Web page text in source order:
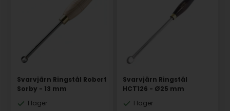
Svarvjärn Ringstål Robert
Sorby - 13 mm
I lager
Svarvjärn Ringstål
HCT126 - Ø25 mm
I lager